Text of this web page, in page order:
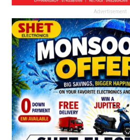
Advertisement